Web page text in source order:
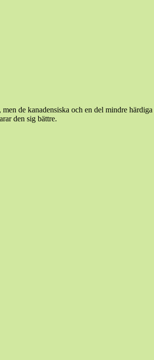
de kanadensiska och en del mindre härdiga
den sig bättre.